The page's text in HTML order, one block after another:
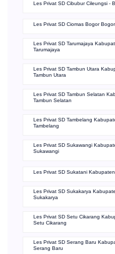
Les Privat SD Cibubur Cileungsi -
Les Privat SD Ciomas Bogor
Les Privat SD Tarumajaya
Tarumajaya
Les Privat SD Tambun Utara
Tambun Utara
Les Privat SD Tambun Selatan
Tambun Selatan
Les Privat SD Tambelang
Tambelang
Les Privat SD Sukawangi
Sukawangi
Les Privat SD Sukatani
Les Privat SD Sukakarya
Sukakarya
Les Privat SD Setu Cikarang
Setu Cikarang
Les Privat SD Serang Baru
Serang Baru